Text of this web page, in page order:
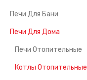
Печи Для Бани
Печи Для Дома
Печи Отопительные
Котлы Отопительные